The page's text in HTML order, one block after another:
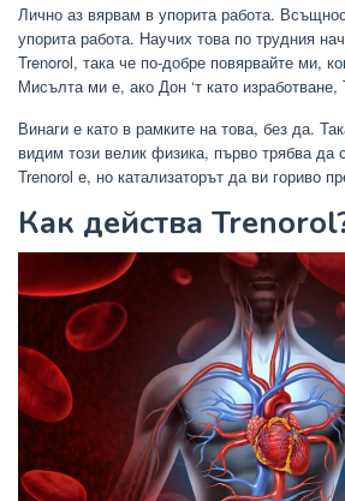
Лично аз вярвам в упорита работа.
упорита работа. Научих това по трудния
Trenorol, така че по-добре повярвайте ми,
Мисълта ми е, ако Дон ‘т като изработване,
Винаги е като в рамките на това, без да.
видим този велик физика, първо трябва да
Trenorol е, но катализаторът да ви гориво
Как действа